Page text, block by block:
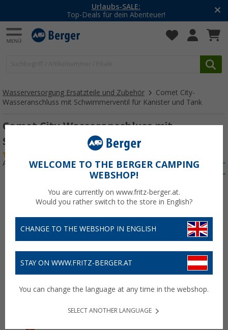
Urlaubs-SALE:
Top-Deals für dein Abenteuer!
Wasserversorgung Ersatzteile und Zubehör
Comet City-
Wasseranschluss mit Schwimmerventil für Kanister und Tank
Comet City-Wasseranschluss mit
Schwimmerventil für Kanister und Tank
Art.-Nr.: 121980WELCOME TO THE BERGER CAMPING
WEBSHOP!
You are currently on www.fritz-berger.at.
Would you rather switch to the store in English?
CHANGE TO THE WEBSHOP IN ENGLISH
STAY ON WWW.FRITZ-BERGER.AT
You can change the language at any time in the webshop.
SELECT ANOTHER LANGUAGE